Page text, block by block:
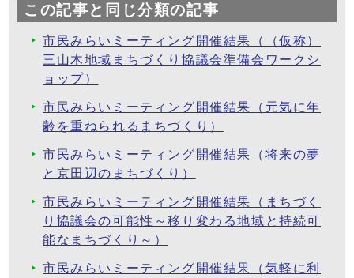
この記事と同じ分類の記事
市民みらいミーティング開催結果（（仮称）
三山木地域まちづくり協議会準備会ワークシ
ョップ）
市民みらいミーティング開催結果（元気に年
齢を重ねられるまちづくり）
市民みらいミーティング開催結果（将来の夢
と京田辺のまちづくり）
市民みらいミーティング開催結果（まちづく
り協議会の可能性～移り変わる地域と持続可
能なまちづくり～）
市民みらいミーティング開催結果（気軽に利